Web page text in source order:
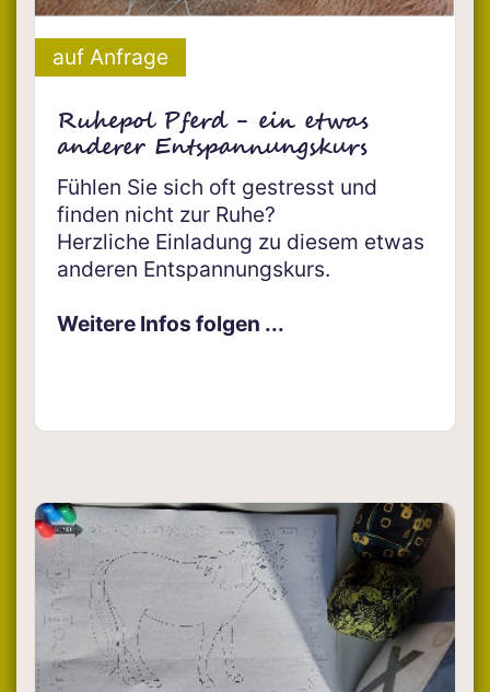
auf Anfrage
Ruhepol Pferd - ein etwas
anderer Entspannungskurs
Fühlen Sie sich oft gestresst und
finden nicht zur Ruhe?
Herzliche Einladung zu diesem etwas
anderen Entspannungskurs.
Weitere Infos folgen ...